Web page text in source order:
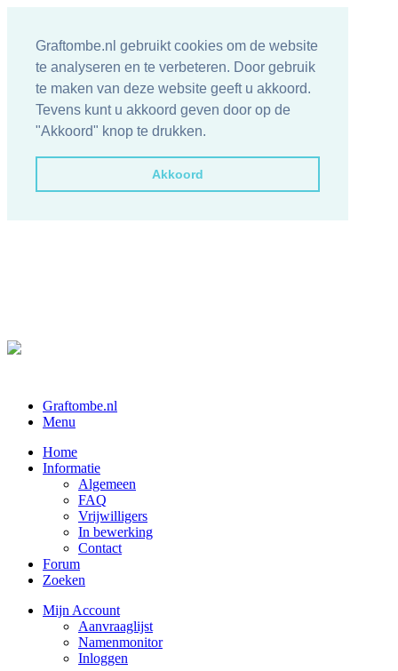
Graftombe.nl gebruikt cookies om de website
te analyseren en te verbeteren. Door gebruik
te maken van deze website geeft u akkoord.
Tevens kunt u akkoord geven door op de
"Akkoord" knop te drukken.
Akkoord
Graftombe.nl
Menu
Home
Informatie
Algemeen
FAQ
Vrijwilligers
In bewerking
Contact
Forum
Zoeken
Mijn Account
Aanvraaglijst
Namenmonitor
Inloggen